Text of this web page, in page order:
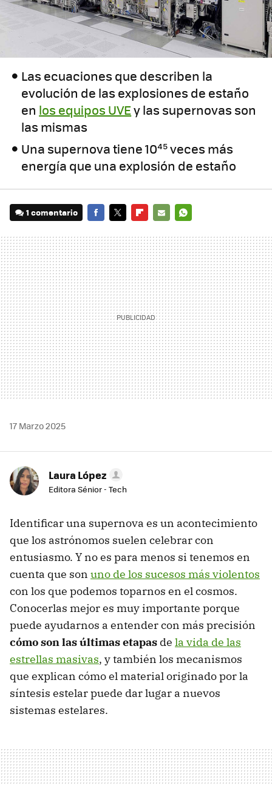
Las ecuaciones que describen la
evolución de las explosiones de estaño
en los equipos UVEy las supernovas son
las mismas
Una supernova tiene 10⁴⁵ veces más
energía que una explosión de estaño
1 comentario
MAIL
17 Marzo 2025
Laura López
Editora Sénior - Tech
Identificar una supernova es un acontecimiento
que los astrónomos suelen celebrar con
entusiasmo. Y no es para menos si tenemos en
cuenta que son uno de los sucesos más violentos
con los que podemos toparnos en el cosmos.
Conocerlas mejor es muy importante porque
puede ayudarnos a entender con más precisión
cómo son las últimas etapas de la vida de las
estrellas masivas, y también los mecanismos
que explican cómo el material originado por la
síntesis estelar puede dar lugar a nuevos
sistemas estelares.